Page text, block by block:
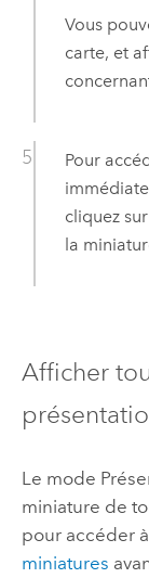
Vous
carte, et
Pour
cliquez sur
la
Afficher
Le mode
miniature de
pour accéder
miniatures